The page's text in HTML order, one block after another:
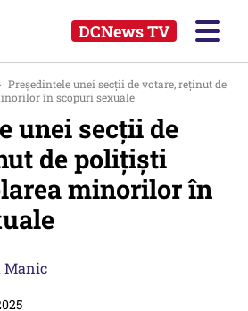
DCNews TV
Preşedintele unei secţii de votare, reţinut de
în scopuri sexuale
unei secţii de
de poliţişti
minorilor în
Manic